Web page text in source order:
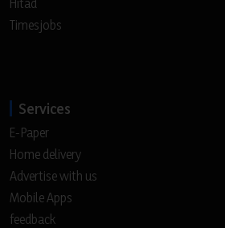
Timesjobs
Services
E-Paper
Home delivery
Advertise with us
Mobile Apps
feedback